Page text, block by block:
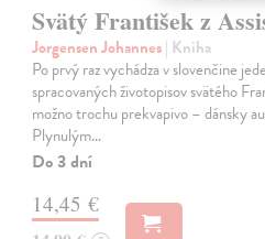
Svätý František z
Jorgensen Johannes| Kniha
Po prvý raz vychádza v slovenčine
spracovaných životopisov svätého
možno trochu prekvapivo – dánsky
Plynulým…
Do 3 dní
14,45 €